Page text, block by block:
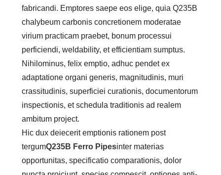
fabricandi. Emptores saepe eos elige, quia Q235B
chalybeum carbonis concretionem moderatae
virium practicam praebet, bonum processui
perficiendi, weldability, et efficientiam sumptus.
Nihilominus, felix emptio, adhuc pendet ex
adaptatione organi generis, magnitudinis, muri
crassitudinis, superficiei curationis, documentorum
inspectionis, et schedula traditionis ad realem
ambitum project.
Hic dux deiecerit emptionis rationem post
tergumQ235B Ferro Pipesinter materias
opportunitas, specificatio comparationis, dolor